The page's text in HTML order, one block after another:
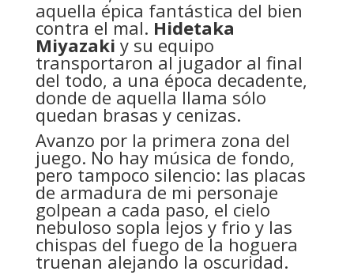
aquella épica fantástica del bien
contra el mal. Hidetaka
Miyazaki y su equipo
transportaron al jugador al final
del todo, a una época decadente,
donde de aquella llama sólo
quedan brasas y cenizas.
Avanzo por la primera zona del
juego. No hay música de fondo,
pero tampoco silencio: las placas
de armadura de mi personaje
golpean a cada paso, el cielo
nebuloso sopla lejos y frio y las
chispas del fuego de la hoguera
truenan alejando la oscuridad.